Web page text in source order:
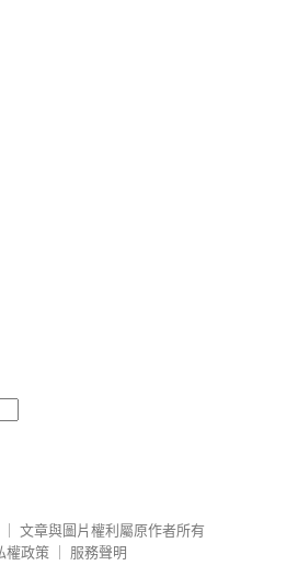
文章與圖片權利屬原作者所有
權政策
服務聲明